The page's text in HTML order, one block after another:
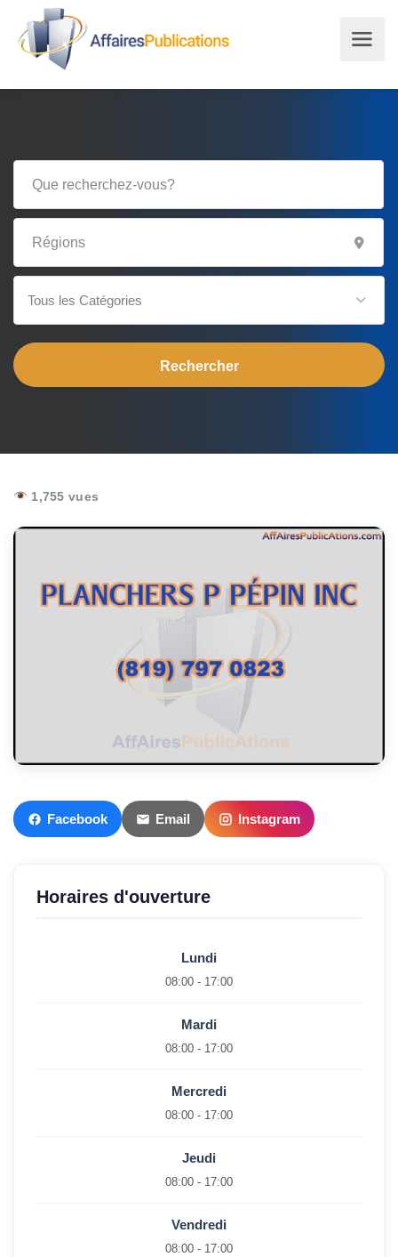
Tous les Catégories
1,755 vues
Facebook Email Instagram
Horaires d'ouverture
Lundi
08:00 - 17:00
Mardi
08:00 - 17:00
Mercredi
08:00 - 17:00
Jeudi
08:00 - 17:00
Vendredi
08:00 - 17:00